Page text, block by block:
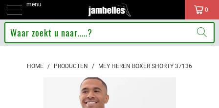
menu
0
HOME / PRODUCTEN / MEY HEREN BOXER SHORTY 37136